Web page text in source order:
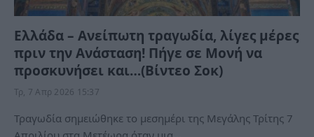
Ελλάδα – Ανείπωτη τραγωδία, λίγες μέρες
πριν την Ανάσταση! Πήγε σε Μονή να
προσκυνήσει και…(Βίντεο Σοκ)
Τρ, 7 Απρ 2026 15:37
Τραγωδία σημειώθηκε το μεσημέρι της Μεγάλης Τρίτης 7